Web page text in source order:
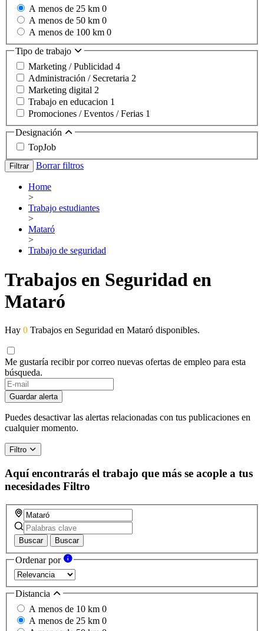
A menos de 25 km 0
A menos de 50 km 0
A menos de 100 km 0
Tipo de trabajo
Marketing / Publicidad 4
Administración / Secretaria 2
Marketing digital 2
Trabajo en educacion 1
Promociones / Eventos / Ferias 1
Designación
TopJob
Filtrar Borrar filtros
Home
>
Trabajo estudiantes
>
Mataró
>
Trabajo de seguridad
Trabajos en Seguridad en
Mataró
Hay 0 Trabajos en Seguridad en Mataró disponibles.
Me gustaría recibir por correo nuevas ofertas de empleo para esta
búsqueda.
Guardar alerta
Puedes desactivar las alertas relacionadas con tus publicaciones en
cualquier momento.
Filtro
Aquí encontrarás el trabajo que más se acople a tus
necesidades Filtro
Buscar Buscar
Ordenar por
Distancia
A menos de 10 km 0
A menos de 25 km 0